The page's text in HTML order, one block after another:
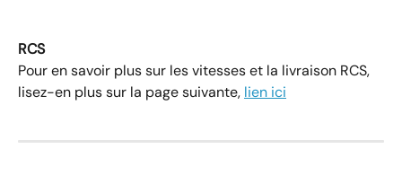
RCS
Pour en savoir plus sur les vitesses et la livraison RCS,
lisez-en plus sur la page suivante, lien ici